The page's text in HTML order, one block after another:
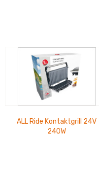
ALL Ride Kontaktgrill 24V
240W